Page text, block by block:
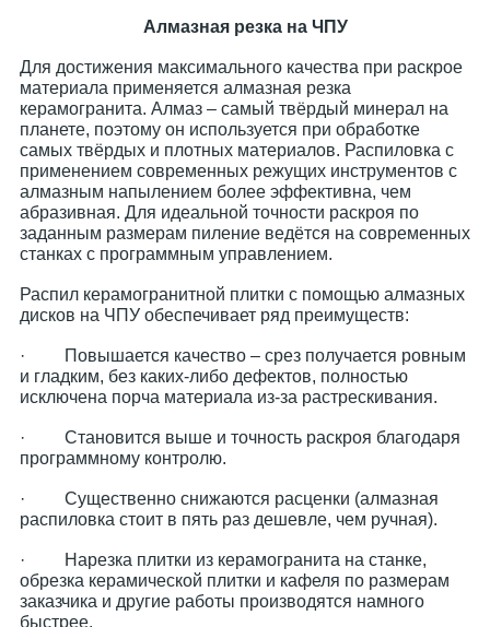
Алмазная резка на ЧПУ
Для достижения максимального качества при раскрое
материала применяется алмазная резка
керамогранита. Алмаз – самый твёрдый минерал на
планете, поэтому он используется при обработке
самых твёрдых и плотных материалов. Распиловка с
применением современных режущих инструментов с
алмазным напылением более эффективна, чем
абразивная. Для идеальной точности раскроя по
заданным размерам пиление ведётся на современных
станках с программным управлением.
Распил керамогранитной плитки с помощью алмазных
дисков на ЧПУ обеспечивает ряд преимуществ:
· Повышается качество – срез получается ровным
и гладким, без каких-либо дефектов, полностью
исключена порча материала из-за растрескивания.
· Становится выше и точность раскроя благодаря
программному контролю.
· Существенно снижаются расценки (алмазная
распиловка стоит в пять раз дешевле, чем ручная).
· Нарезка плитки из керамогранита на станке,
обрезка керамической плитки и кафеля по размерам
заказчика и другие работы производятся намного
быстрее.